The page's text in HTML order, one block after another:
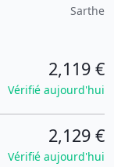
Sarthe
2,119 €
Vérifié aujourd'hui
2,129 €
Vérifié aujourd'hui